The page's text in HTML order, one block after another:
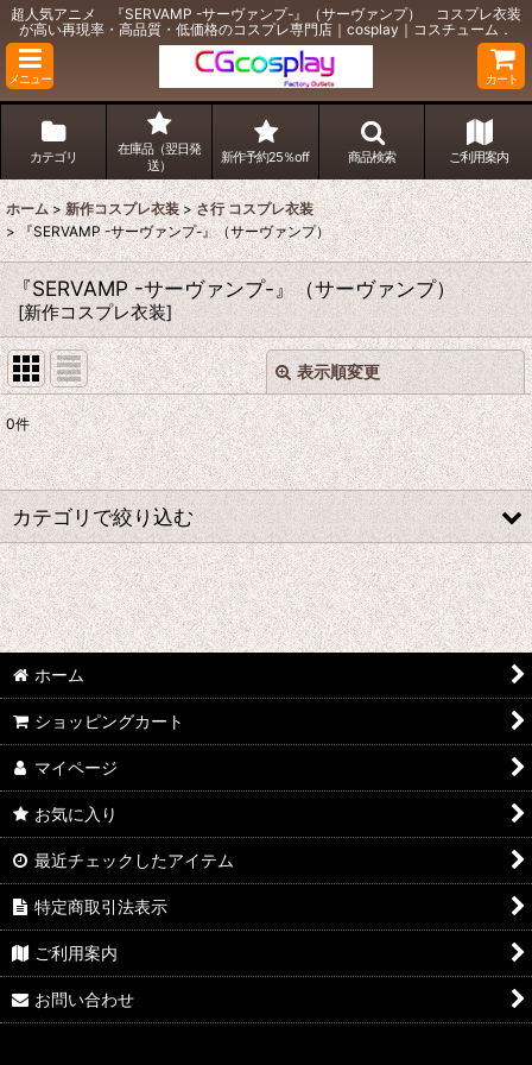
超人気アニメ 『SERVAMP -サーヴァンプ-』（サーヴァンプ） コスプレ衣装
が高い再現率・高品質・低価格のコスプレ専門店｜cosplay｜コスチューム．
メニュー カート
カテゴリ
在庫品（翌日発
送）
新作予約25％off 商品検索 ご利用案内
ホーム > 新作コスプレ衣装 > さ行 コスプレ衣装
> 『SERVAMP -サーヴァンプ-』（サーヴァンプ）
『SERVAMP -サーヴァンプ-』（サーヴァンプ）
[新作コスプレ衣装]
表示順変更
表示数:
並び順:
絞り込む
閉じる
0件
カテゴリで絞り込む
さ行 コスプレ衣装 (全商品)
千銃士
戦刻ナイトブラッド
地縛少年花子くん
ゾンビランドサガ
ジョジョの奇妙な冒険
さばげぶっ!
スーパーマリオブラザーズ
食戟のソーマ
ホーム
ショッピングカート
マイページ
お気に入り
最近チェックしたアイテム
特定商取引法表示
ご利用案内
お問い合わせ